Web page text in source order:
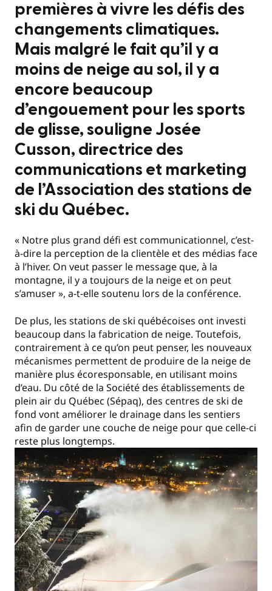
premières à vivre les défis des
changements climatiques.
Mais malgré le fait qu’il y a
moins de neige au sol, il y a
encore beaucoup
d’engouement pour les sports
de glisse, souligne Josée
Cusson, directrice des
communications et marketing
de l’Association des stations de
ski du Québec.
« Notre plus grand défi est communicationnel, c’est-
à-dire la perception de la clientèle et des médias face
à l’hiver. On veut passer le message que, à la
montagne, il y a toujours de la neige et on peut
s’amuser », a-t-elle soutenu lors de la conférence.
De plus, les stations de ski québécoises ont investi
beaucoup dans la fabrication de neige. Toutefois,
contrairement à ce qu’on peut penser, les nouveaux
mécanismes permettent de produire de la neige de
manière plus écoresponsable, en utilisant moins
d’eau. Du côté de la Société des établissements de
plein air du Québec (Sépaq), des centres de ski de
fond vont améliorer le drainage dans les sentiers
afin de garder une couche de neige pour que celle-ci
reste plus longtemps.